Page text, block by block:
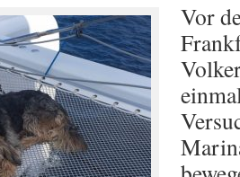
Vor